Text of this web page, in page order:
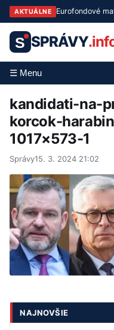
AKTUÁLNE
S SPRÁVY
☰ Menu
kandidati-na-
korcok-
1017×573-1
Správy15. 3. 2024 21:02
NAJNOVŠIE